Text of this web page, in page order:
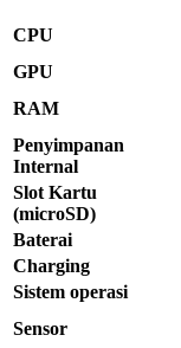
CPU
GPU
RAM
Penyimpanan
Internal
Slot Kartu
(microSD)
Baterai
Charging
Sistem operasi
Sensor